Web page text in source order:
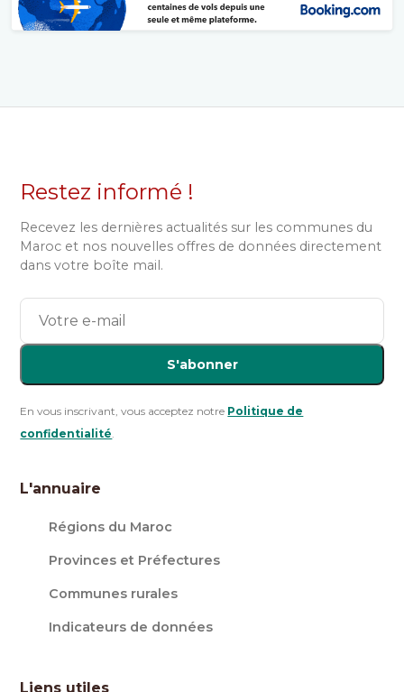
Restez informé !
Recevez les dernières actualités sur les communes du
Maroc et nos nouvelles offres de données directement
dans votre boîte mail.
S'abonner
En vous inscrivant, vous acceptez notre Politique de
confidentialité.
L'annuaire
Régions du Maroc
Provinces et Préfectures
Communes rurales
Indicateurs de données
Liens utiles